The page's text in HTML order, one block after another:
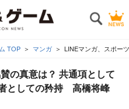
TOP マンガ LINEマンガ、スポー
の真意は？ 共通項として
としての矜持 高橋将峰